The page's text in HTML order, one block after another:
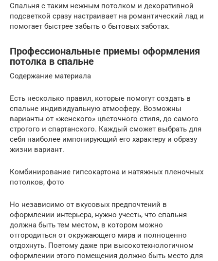
Спальня с таким нежным потолком и декоративной
подсветкой сразу настраивает на романтический лад и
помогает быстрее забыть о бытовых заботах.
Профессиональные приемы оформления
потолка в спальне
Содержание материала
Есть несколько правил, которые помогут создать в
спальне индивидуальную атмосферу. Возможны
варианты от «женского» цветочного стиля, до самого
строгого и спартанского. Каждый сможет выбрать для
себя наиболее импонирующий его характеру и образу
жизни вариант.
Комбинирование гипсокартона и натяжных пленочных
потолков, фото
Но независимо от вкусовых предпочтений в
оформлении интерьера, нужно учесть, что спальня
должна быть тем местом, в котором можно
отгородиться от окружающего мира и полноценно
отдохнуть. Поэтому даже при высокотехнологичном
оформлении этого помещения должно быть место для